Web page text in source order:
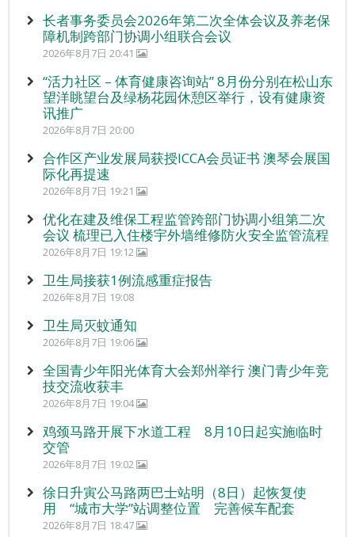
长者事务委员会2026年第二次全体会议及养老保
障机制跨部门协调小组联合会议
2026年8月7日 20:41
“活力社区 – 体育健康咨询站” 8月份分别在松山东
望洋眺望台及绿杨花园休憩区举行，设有健康资
讯推广
2026年8月7日 20:00
合作区产业发展局获授ICCA会员证书 澳琴会展国
际化再提速
2026年8月7日 19:21
优化在建及维保工程监管跨部门协调小组第二次
会议 梳理已入住楼宇外墙维修防火安全监管流程
2026年8月7日 19:12
卫生局接获1例流感重症报告
2026年8月7日 19:08
卫生局灭蚊通知
2026年8月7日 19:06
全国青少年阳光体育大会郑州举行 澳门青少年竞
技交流收获丰
2026年8月7日 19:04
鸡颈马路开展下水道工程 8月10日起实施临时
交管
2026年8月7日 19:02
徐日升寅公马路两巴士站明（8日）起恢复使
用 “城市大学”站调整位置 完善候车配套
2026年8月7日 18:47